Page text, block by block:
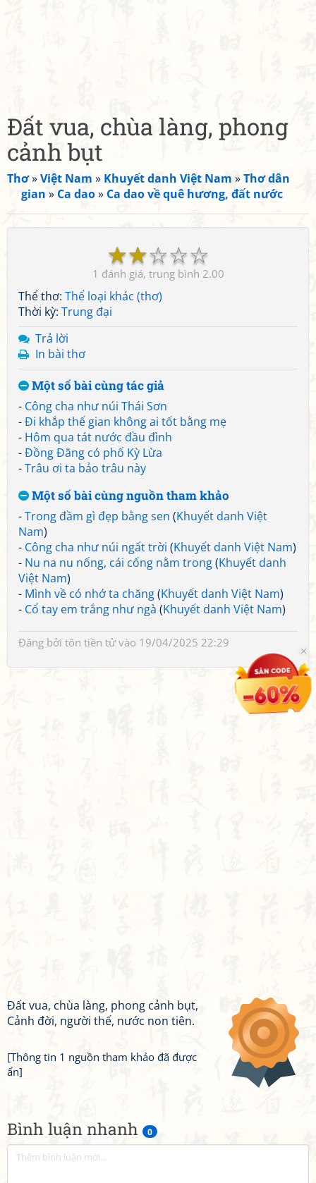
Bình luận nhanh 0
Đất vua, chùa làng, phong
cảnh bụt
Thơ»Việt Nam » Khuyết danh Việt Nam »Thơ dân
gian » Ca dao» Ca dao về quê hương, đất nước
☆
☆
☆
☆
☆
1 2.00
Thể thơ: Thể loại khác (thơ)
Thời kỳ: Trung đại
Trả lời
In bài thơ
Một số bài cùng tác giả
- Công cha như núi Thái Sơn
-Đi khắp thế gian không ai tốt bằng mẹ
- Hôm qua tát nước đầu đình
-Đồng Đăng có phố Kỳ Lừa
-Trâu ơi ta bảo trâu này
Một số bài cùng nguồn tham khảo
-Trong đầm gì đẹp bằng sen (Khuyết danh Việt
Nam)
- Công cha như núi ngất trời (Khuyết danh Việt Nam)
- Nu na nu nống, cái cống nằm trong(Khuyết danh
Việt Nam)
- Mình về có nhớ ta chăng(Khuyết danh Việt Nam)
- Cổ tay em trắng như ngà (Khuyết danh Việt Nam)
Đăng bởi tôn tiền tửvào 19/04/2025 22:29
Đất vua, chùa làng, phong cảnh bụt,
Cảnh đời, người thế, nước non tiên.
[Thông tin 1 nguồn tham khảo đã được
ẩn]